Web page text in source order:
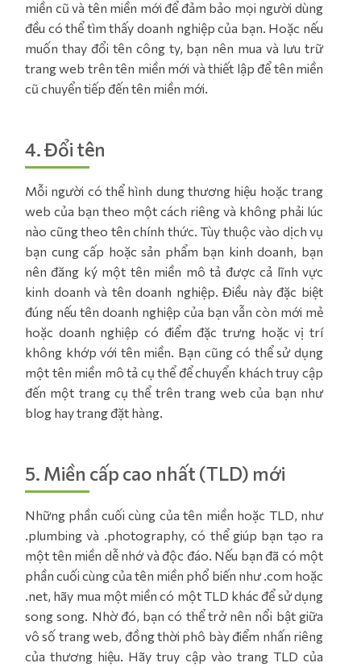
miền cũ và tên miền mới để đảm bảo mọi người dùng
đều có thể tìm thấy doanh nghiệp của bạn. Hoặc nếu
muốn thay đổi tên công ty, bạn nên mua và lưu trữ
trang web trên tên miền mới và thiết lập để tên miền
cũ chuyển tiếp đến tên miền mới.
4. Đổi tên
Mỗi người có thể hình dung thương hiệu hoặc trang
web của bạn theo một cách riêng và không phải lúc
nào cũng theo tên chính thức. Tùy thuộc vào dịch vụ
bạn cung cấp hoặc sản phẩm bạn kinh doanh, bạn
nên đăng ký một tên miền mô tả được cả lĩnh vực
kinh doanh và tên doanh nghiệp. Điều này đặc biệt
đúng nếu tên doanh nghiệp của bạn vẫn còn mới mẻ
hoặc doanh nghiệp có điểm đặc trưng hoặc vị trí
không khớp với tên miền. Bạn cũng có thể sử dụng
một tên miền mô tả cụ thể để chuyển khách truy cập
đến một trang cụ thể trên trang web của bạn như
blog hay trang đặt hàng.
5. Miền cấp cao nhất (TLD) mới
Những phần cuối cùng của tên miền hoặc TLD, như
.plumbing và .photography, có thể giúp bạn tạo ra
một tên miền dễ nhớ và độc đáo. Nếu bạn đã có một
phần cuối cùng của tên miền phổ biến như .com hoặc
.net, hãy mua một miền có một TLD khác để sử dụng
song song. Nhờ đó, bạn có thể trở nên nổi bật giữa
vô số trang web, đồng thời phô bày điểm nhấn riêng
của thương hiệu. Hãy truy cập vào trang TLD của